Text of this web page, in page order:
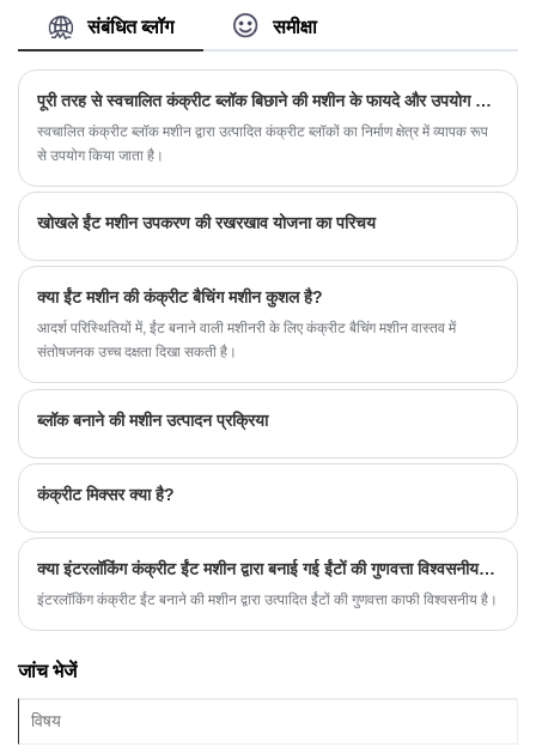
आपका स्वागत है। हम आपको अपने उत्पादों के लिए फ़ैक्टरी
मशीन निर्माता और आपूर्तिकर्ता है।
संबंधित ब्लॉग समीक्षा
पूरी तरह से स्वचालित कंक्रीट ब्लॉक बिछाने की मशीन के फायदे और उपयोग का अन्वेषण करें
स्वचालित कंक्रीट ब्लॉक मशीन द्वारा उत्पादित कंक्रीट ब्लॉकों का निर्माण क्षेत्र में व्यापक रूप
से उपयोग किया जाता है।
खोखले ईंट मशीन उपकरण की रखरखाव योजना का परिचय
क्या ईंट मशीन की कंक्रीट बैचिंग मशीन कुशल है?
आदर्श परिस्थितियों में, ईंट बनाने वाली मशीनरी के लिए कंक्रीट बैचिंग मशीन वास्तव में
संतोषजनक उच्च दक्षता दिखा सकती है।
ब्लॉक बनाने की मशीन उत्पादन प्रक्रिया
कंक्रीट मिक्सर क्या है?
क्या इंटरलॉकिंग कंक्रीट ईंट मशीन द्वारा बनाई गई ईंटों की गुणवत्ता विश्वसनीय है?
इंटरलॉकिंग कंक्रीट ईंट बनाने की मशीन द्वारा उत्पादित ईंटों की गुणवत्ता काफी विश्वसनीय है।
जांच भेजें